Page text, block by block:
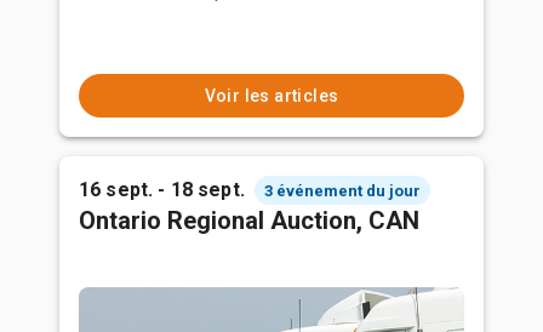
Voir les articles
16 sept. - 18 sept. 3 événement du jour
Ontario Regional Auction, CAN